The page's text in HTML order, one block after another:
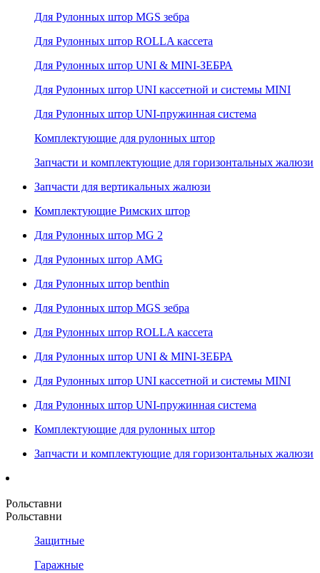
Для Рулонных штор MGS зебра
Для Рулонных штор ROLLA кассета
Для Рулонных штор UNI & MINI-ЗЕБРА
Для Рулонных штор UNI кассетной и системы MINI
Для Рулонных штор UNI-пружинная система
Комплектующие для рулонных штор
Запчасти и комплектующие для горизонтальных жалюзи
Запчасти для вертикальных жалюзи
Комплектующие Римских штор
Для Рулонных штор MG 2
Для Рулонных штор AMG
Для Рулонных штор benthin
Для Рулонных штор MGS зебра
Для Рулонных штор ROLLA кассета
Для Рулонных штор UNI & MINI-ЗЕБРА
Для Рулонных штор UNI кассетной и системы MINI
Для Рулонных штор UNI-пружинная система
Комплектующие для рулонных штор
Запчасти и комплектующие для горизонтальных жалюзи
Рольставни
Рольставни
Защитные
Гаражные